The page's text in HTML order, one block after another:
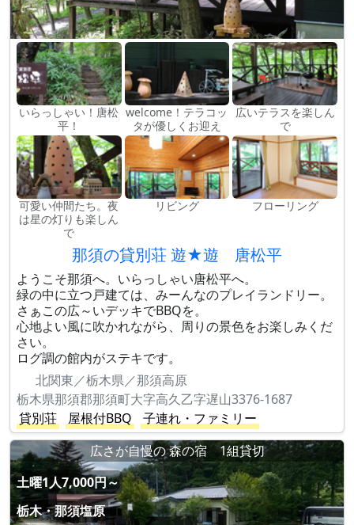
いらっしゃい！唐松
平！
welcome！テラコッ
タが優しくお迎え
広いテラスを楽しん
で
可愛い仲間たち。夜
は星の灯りも楽しん
で
リビング フローリング
那須の貸別荘 遊★遊 唐松平
ようこそ那須へ。いらっしゃい唐松平へ。
緑の中に立つ戸建ては、みーんなのプレイランドリー。
さぁこの広～いデッキでBBQを。
心地よい風に吹かれながら、周りの景色をお楽しみくだ
さい。
ログ調の館内がステキです。
北関東／栃木県／那須高原
栃木県那須郡那須町大字高久乙字遅山3376-1687
貸別荘
屋根付BBQ
子連れ・ファミリー
広さが自慢の 森の宿 1組貸切
土曜1人7,000円～
栃木・那須塩原